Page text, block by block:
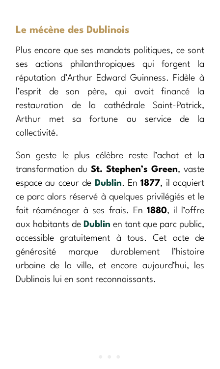
Le mécène des Dublinois
Plus encore que ses mandats politiques, ce sont
ses actions philanthropiques qui forgent la
réputation d’Arthur Edward Guinness. Fidèle à
l’esprit de son père, qui avait financé la
restauration de la cathédrale Saint-Patrick,
Arthur met sa fortune au service de la
collectivité.
Son geste le plus célèbre reste l’achat et la
transformation du St. Stephen’s Green, vaste
espace au cœur de Dublin. En1877, il acquiert
ce parc alors réservé à quelques privilégiés et le
fait réaménager à ses frais. En 1880, il l’offre
aux habitants de Dublin en tant que parc public,
accessible gratuitement à tous. Cet acte de
générosité marque durablement l’histoire
urbaine de la ville, et encore aujourd’hui, les
Dublinois lui en sont reconnaissants.